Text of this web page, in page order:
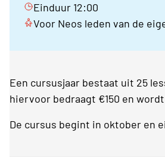
Einduur 12:00
Voor Neos leden van de
Een cursusjaar bestaat uit 25
hiervoor bedraagt €150 en
De cursus begint in oktober en